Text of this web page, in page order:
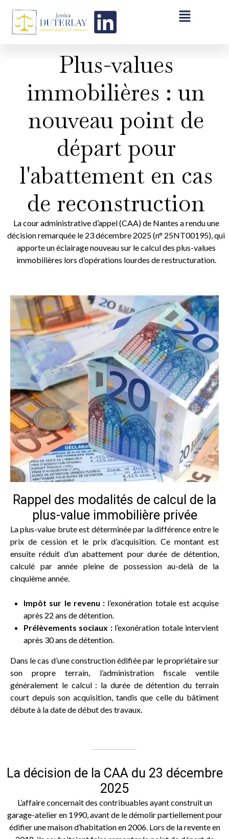
Plus-values
immobilières : un
nouveau point de
départ pour
l'abattement en cas
de reconstruction
La cour administrative d’appel (CAA) de Nantes a rendu une
décision remarquée le 23 décembre 2025 (n° 25NT00195), qui
apporte un éclairage nouveau sur le calcul des plus-values
immobilières lors d’opérations lourdes de restructuration.
Rappel des modalités de calcul de la
plus-value immobilière privée
La plus-value brute est déterminée par la différence entre le
prix de cession et le prix d’acquisition. Ce montant est
ensuite réduit d’un abattement pour durée de détention,
calculé par année pleine de possession au-delà de la
cinquième année.
Impôt sur le revenu : l’exonération totale est acquise
après 22 ans de détention.
Prélèvements sociaux :l’exonération totale intervient
après 30 ans de détention.
Dans le cas d’une construction édifiée par le propriétaire sur
son propre terrain, l’administration fiscale ventile
généralement le calcul : la durée de détention du terrain
court depuis son acquisition, tandis que celle du bâtiment
débute à la date de début des travaux.
La décision de la CAA du 23 décembre
2025
L’affaire concernait des contribuables ayant construit un
garage-atelier en 1990, avant de le démolir partiellement pour
édifier une maison d’habitation en 2006. Lors de la revente en